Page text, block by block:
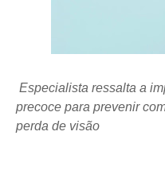
Especialista ressalta a
precoce para prevenir
perda de visão